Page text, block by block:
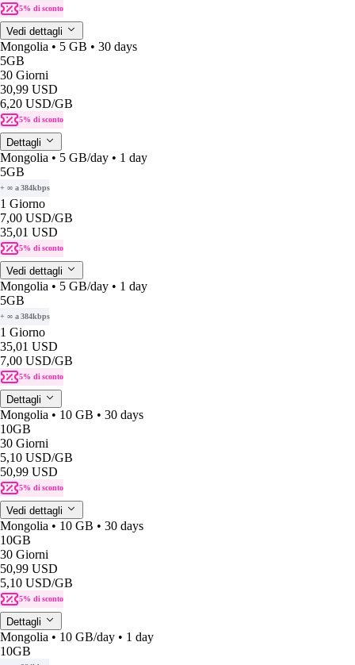
5% di sconto
Vedi dettagli
Mongolia • 5 GB • 30 days
5GB
30 Giorni
30,99 USD
6,20 USD/GB
5% di sconto
Dettagli
Mongolia • 5 GB/day • 1 day
5GB
+ ∞ a 384kbps
1 Giorno
7,00 USD/GB
35,01 USD
5% di sconto
Vedi dettagli
Mongolia • 5 GB/day • 1 day
5GB
+ ∞ a 384kbps
1 Giorno
35,01 USD
7,00 USD/GB
5% di sconto
Dettagli
Mongolia • 10 GB • 30 days
10GB
30 Giorni
5,10 USD/GB
50,99 USD
5% di sconto
Vedi dettagli
Mongolia • 10 GB • 30 days
10GB
30 Giorni
50,99 USD
5,10 USD/GB
5% di sconto
Dettagli
Mongolia • 10 GB/day • 1 day
10GB